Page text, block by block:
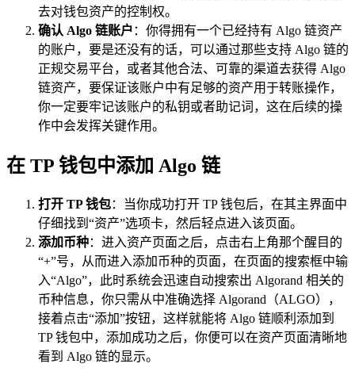
去对钱包资产的控制权。
确认 Algo 链账户 ：你得拥有一个已经持有 Algo 链资产
的账户，要是还没有的话，可以通过那些支持 Algo 链的
正规交易平台，或者其他合法、可靠的渠道去获得 Algo
链资产，要保证该账户中有足够的资产用于转账操作，
你一定要牢记该账户的私钥或者助记词，这在后续的操
作中会发挥关键作用。
在 TP 钱包中添加 Algo 链
打开 TP 钱包：当你成功打开 TP 钱包后，在其主界面中
仔细找到“资产”选项卡，然后轻点进入该页面。
添加币种：进入资产页面之后，点击右上角那个醒目的
“+”号，从而进入添加币种的页面，在页面的搜索框中输
入“Algo”，此时系统会迅速自动搜索出 Algorand 相关的
币种信息，你只需从中准确选择 Algorand（ALGO），
接着点击“添加”按钮，这样就能将 Algo 链顺利添加到
TP 钱包中，添加成功之后，你便可以在资产页面清晰地
看到 Algo 链的显示。